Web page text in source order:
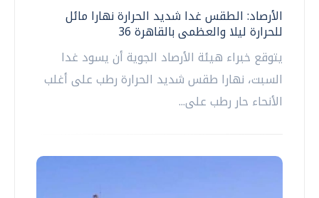
الأرصاد: الطقس غدا شديد الحرارة نهارا مائل
للحرارة ليلا والعظمى بالقاهرة 36
يتوقع خبراء هيئة الأرصاد الجوية أن يسود غدا
السبت، نهارا طقس شديد الحرارة رطب على أغلب
الأنحاء حار رطب على...